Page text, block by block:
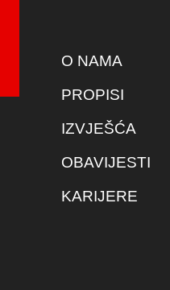
O NAMA
PROPISI
IZVJEŠĆA
OBAVIJESTI
KARIJERE